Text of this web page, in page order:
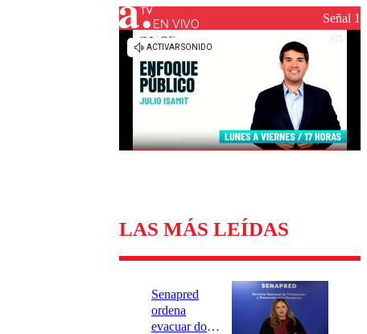
Universidad de Chile
Sustentabilidad
EN VIVO Señal 1
LAS MÁS LEÍDAS
Senapred
ordena
evacuar dos